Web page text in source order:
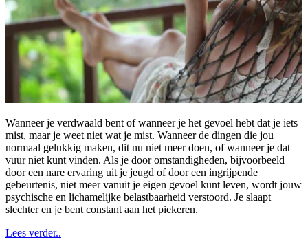
Wanneer je verdwaald bent of wanneer je het gevoel hebt dat je iets
mist, maar je weet niet wat je mist. Wanneer de dingen die jou
normaal gelukkig maken, dit nu niet meer doen, of wanneer je dat
vuur niet kunt vinden. Als je door omstandigheden, bijvoorbeeld
door een nare ervaring uit je jeugd of door een ingrijpende
gebeurtenis, niet meer vanuit je eigen gevoel kunt leven, wordt jouw
psychische en lichamelijke belastbaarheid verstoord. Je slaapt
slechter en je bent constant aan het piekeren.
Lees verder..